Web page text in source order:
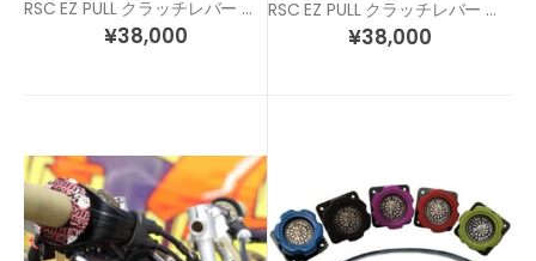
RSC EZ PULL クラッチレバー トリガーモデル
¥38,000
RSC EZ PULL クラッチレバー ボーンモデル
¥38,000